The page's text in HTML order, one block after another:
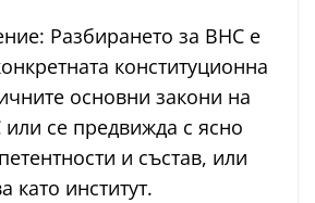
Разбирането за ВНС е
конституционна
основни закони на
се предвижда с ясно
и състав, или
като институт.